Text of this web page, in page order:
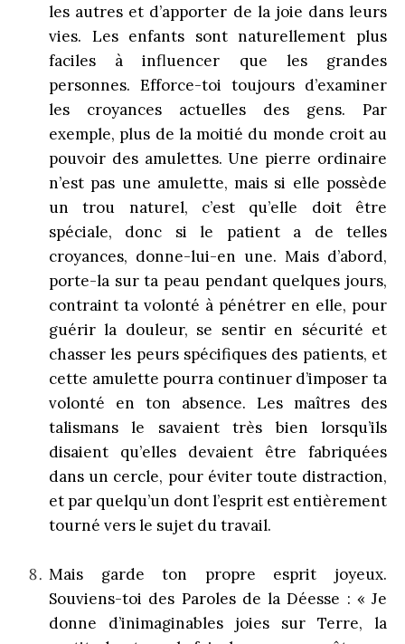
les autres et d’apporter de la joie dans leurs
vies. Les enfants sont naturellement plus
faciles à influencer que les grandes
personnes. Efforce-toi toujours d’examiner
les croyances actuelles des gens. Par
exemple, plus de la moitié du monde croit au
pouvoir des amulettes. Une pierre ordinaire
n’est pas une amulette, mais si elle possède
un trou naturel, c’est qu’elle doit être
spéciale, donc si le patient a de telles
croyances, donne-lui-en une. Mais d’abord,
porte-la sur ta peau pendant quelques jours,
contraint ta volonté à pénétrer en elle, pour
guérir la douleur, se sentir en sécurité et
chasser les peurs spécifiques des patients, et
cette amulette pourra continuer d’imposer ta
volonté en ton absence. Les maîtres des
talismans le savaient très bien lorsqu’ils
disaient qu’elles devaient être fabriquées
dans un cercle, pour éviter toute distraction,
et par quelqu’un dont l’esprit est entièrement
tourné vers le sujet du travail.
Mais garde ton propre esprit joyeux.
Souviens-toi des Paroles de la Déesse : « Je
donne d’inimaginables joies sur Terre, la